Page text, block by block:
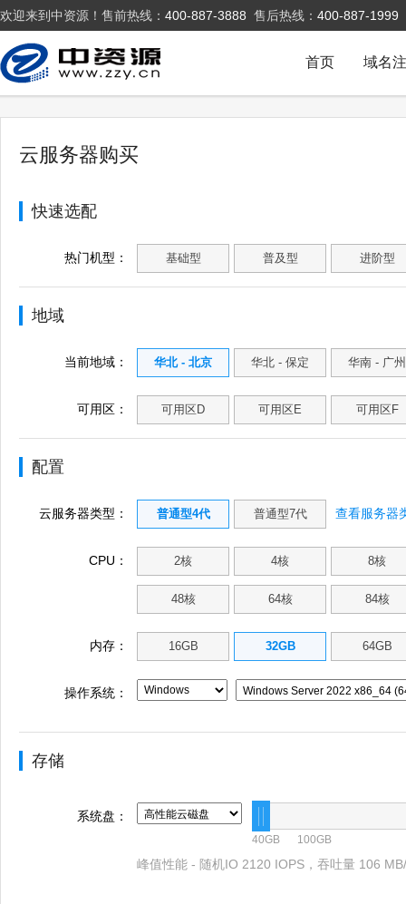
欢迎来到中资源！售前热线： 400-887-3888 售后热线： 400-887-1999
域名
首页
云服务器购买
快速选配
热门机型： 基础型 普及型 进阶型
地域
当前地域： 华北 - 北京 华北 - 保定 华南 - 广州
可用区： 可用区D 可用区E 可用区F
配置
云服务器类型： 普通型4代 普通型7代 查看服务器
CPU： 2核 4核 8核
48核 64核 84核
内存： 16GB 32GB 64GB
操作系统：
存储
系统盘：
40GB 100GB
峰值性能 - 随机IO 2120 IOPS，吞吐量 106